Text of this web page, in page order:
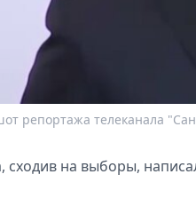
репортажа телеканала
сходив на выборы,